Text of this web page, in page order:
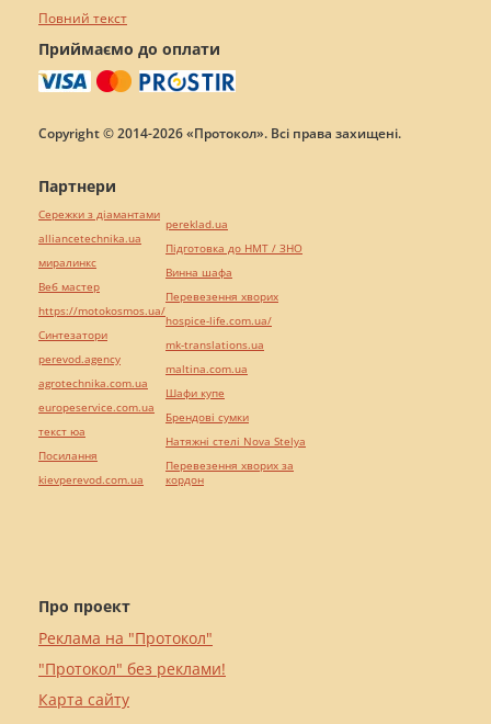
Повний текст
Приймаємо до оплати
Copyright © 2014-2026 «Протокол». Всі права захищені.
Про проект
Реклама на "Протокол"
"Протокол" без реклами!
Карта сайту
Партнери
Сережки з діамантами
alliancetechnika.ua
миралинкс
Веб мастер
https://motokosmos.ua/
Синтезатори
perevod.agency
agrotechnika.com.ua
europeservice.com.ua
текст юа
Посилання
kievperevod.com.ua
pereklad.ua
Підготовка до НМТ / ЗНО
Винна шафа
Перевезення хворих
hospice-life.com.ua/
mk-translations.ua
maltina.com.ua
Шафи купе
Брендові сумки
Натяжні стелі Nova Stelya
Перевезення хворих за
кордон